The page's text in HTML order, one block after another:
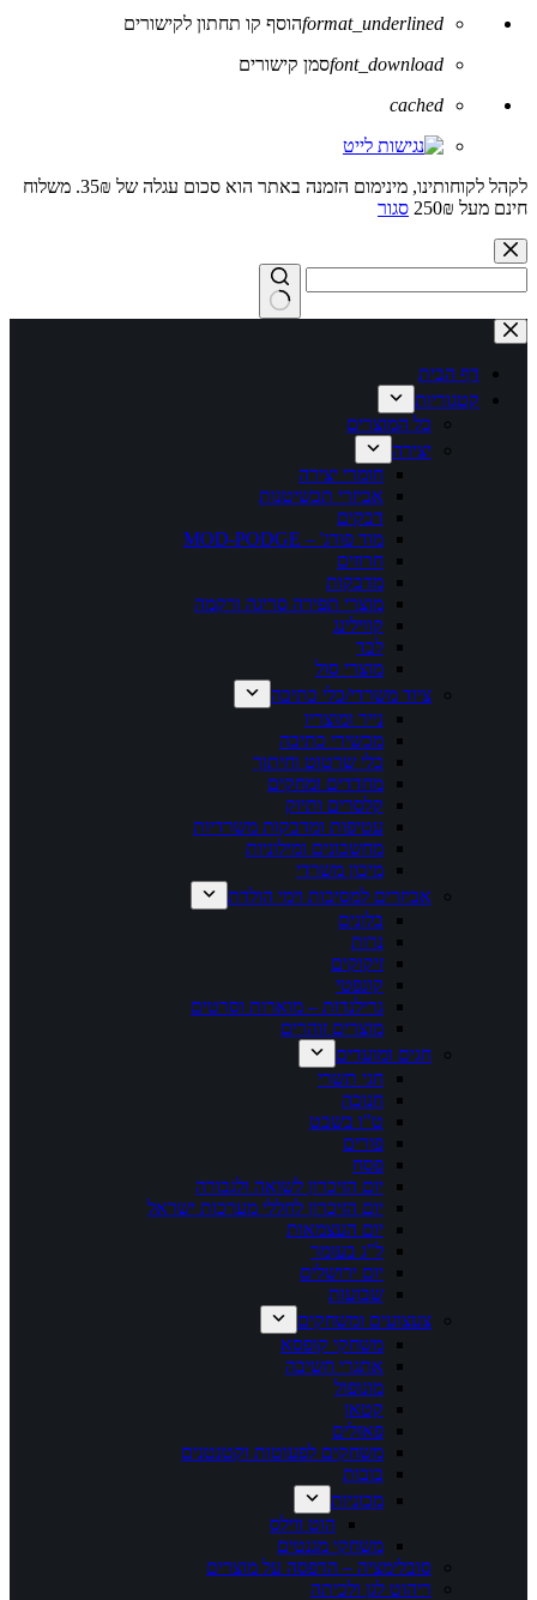
format_underlinedהוסף קו תחתון לקישורים
font_downloadסמן קישורים
לאפס
כל
cached
לקהל לקוחותינו, מינימום הזמנה באתר הוא סכום עגלה של 35₪. משלוח
חינם מעל 250₪
סגור
Skip
to
content
No
results
דף הבית
קטגוריות
כל המוצרים
יצירה
חומרי יצירה
אביזרי תכשיטנות
דבקים
מוד פודג' – MOD-PODGE
חרוזים
מדבקות
מוצרי תפירה סריגה ורקמה
קווילינג
לבד
מוצרי סול
ציוד משרדי/כלי כתיבה
נייר ומוצריו
מכשירי כתיבה
כלי שרטוט וחיתוך
מחדדים ומחקים
קלסרים ותיוק
עטיפות ומדבקות משרדיות
מחשבונים ומילוניות
מיכון משרדי
אביזרים למסיבות וימי הולדת
בלונים
נרות
זיקוקים
קונפטי
גרילנדות – מוארות וסרטים
מוצרים זוהרים
חגים ומועדים
חגי תשרי
חנוכה
ט"ו בשבט
פורים
פסח
יום הזיכרון לשואה ולגבורה
יום הזיכרון לחללי מערכות ישראל
יום העצמאות
ל"ג בעומר
יום ירושלים
שבועות
צעצועים ומשחקים
משחקי קופסא
אתגרי חשיבה
מונופול
קטאן
פאזלים
משחקים לפעוטות וקטנטנים
בובות
מכוניות
הוט ווילס
משחקי מגנטים
סובלימציה – הדפסה על מוצרים
ריהוט לגן ולכיתה